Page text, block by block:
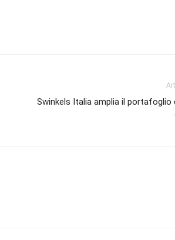
Swinkels Italia amplia il portafoglio